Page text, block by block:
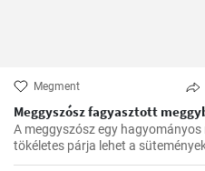
Megment
Meggyszósz fagyasztott
A meggyszósz egy
tökéletes párja lehet a
Fagyasztott meggyből készítve